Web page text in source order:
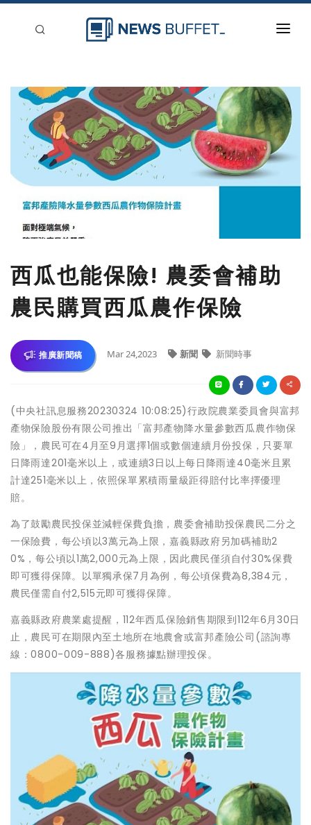
新聞稿分類
登入
刊登
西瓜也能保險! 農委會補助
農民購買西瓜農作保險
推廣新聞稿 Mar 24,2023 新聞 新聞時事
(中央社訊息服務20230324 10:08:25)行政院農業委員會與富邦
產物保險股份有限公司推出「富邦產物降水量參數西瓜農作物保
險」，農民可在4月至9月選擇1個或數個連續月份投保，只要單
日降雨達201毫米以上，或連續3日以上每日降雨達40毫米且累
計達251毫米以上，依照保單累積雨量級距得賠付比率擇優理
賠。
為了鼓勵農民投保並減輕保費負擔，農委會補助投保農民二分之
一保險費，每公頃以3萬元為上限，嘉義縣政府另加碼補助2
0%，每公頃以1萬2,000元為上限，因此農民僅須自付30%保費
即可獲得保障。以單獨承保7月為例，每公頃保費為8,384元，
農民僅需自付2,515元即可獲得保障。
嘉義縣政府農業處提醒，112年西瓜保險銷售期限到112年6月30日
止，農民可在期限內至土地所在地農會或富邦產險公司(諮詢專
線：0800-009-888)各服務據點辦理投保。